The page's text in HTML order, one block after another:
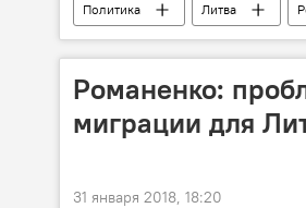
Политика Литва
государственная граница
Романенко:
миграции для
31 января 2018, 18:20